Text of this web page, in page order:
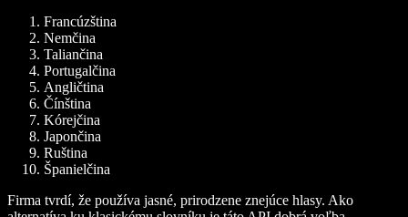
Francúzština
Nemčina
Taliančina
Portugalčina
Angličtina
Čínština
Kórejčina
Japončina
Ruština
Španielčina
Firma tvrdí, že používa jasné, prirodzene znejúce hlasy. Ako